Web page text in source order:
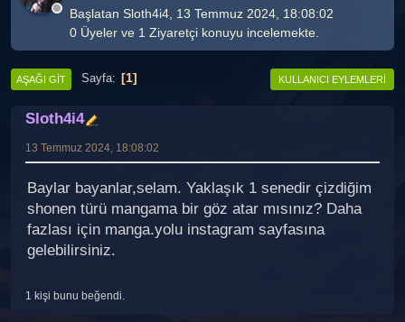
Başlatan Sloth4i4, 13 Temmuz 2024, 18:08:02
0 Üyeler ve 1 Ziyaretçi konuyu incelemekte.
AŞAĞI GIT Sayfa 1 KULLANICI EYLEMLERI
Sloth4i4
13 Temmuz 2024, 18:08:02
Baylar bayanlar,selam. Yaklaşık 1 senedir çizdiğim
shonen türü mangama bir göz atar mısınız? Daha
fazlası için manga.yolu instagram sayfasına
gelebilirsiniz.
1 kişi bunu beğendi.